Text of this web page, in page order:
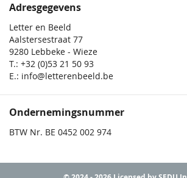
Adresgegevens
Letter en Beeld
Aalstersestraat 77
9280 Lebbeke - Wieze
T.: +32 (0)53 21 50 93
E.: info@letterenbeeld.be
Ondernemingsnummer
BTW Nr. BE 0452 002 974